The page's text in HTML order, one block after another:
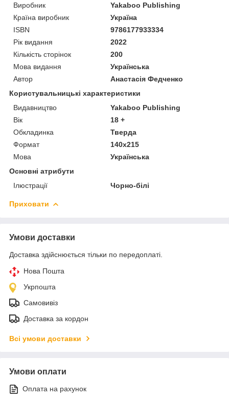
Виробник
Yakaboo Publishing
Країна виробник
Україна
ISBN
9786177933334
Рік видання
2022
Кількість сторінок
200
Мова видання
Українська
Автор
Анастасія Федченко
Користувальницькі характеристики
Видавництво
Yakaboo Publishing
Вік
18 +
Обкладинка
Тверда
Формат
140x215
Мова
Українська
Основні атрибути
Ілюстрації
Чорно-білі
Приховати
Умови доставки
Доставка здійснюється тільки по передоплаті.
Нова Пошта
Укрпошта
Самовивіз
Доставка за кордон
Всі умови доставки
Умови оплати
Оплата на рахунок